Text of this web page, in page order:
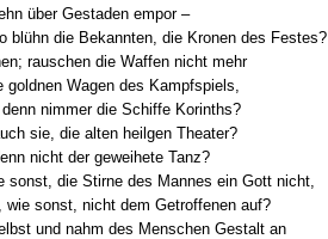
über Gestaden empor –
blühn die Bekannten, die Kronen des Festes?
rauschen die Waffen nicht mehr
goldnen Wagen des Kampfspiels,
nimmer die Schiffe Korinths?
sie, die alten heilgen Theater?
nicht der geweihete Tanz?
sonst, die Stirne des Mannes ein Gott nicht,
wie sonst, nicht dem Getroffenen auf?
und nahm des Menschen Gestalt an